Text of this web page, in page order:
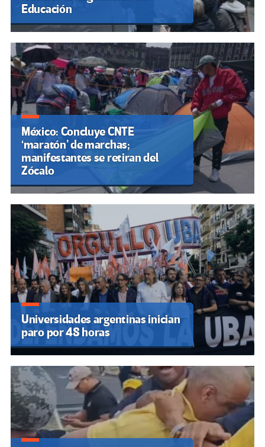
Educación
México: Concluye CNTE
‘maratón’ de marchas;
manifestantes se retiran del
Zócalo
Universidades argentinas inician
paro por 48 horas